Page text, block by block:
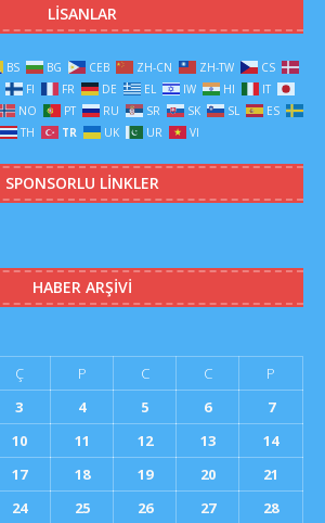
LISANLAR
BS BG CEB ZH-CN ZH-TW
CS
FI FR DE EL IW HI
IT
NO PT RU SR SK SL
ES
TH TR UK UR VI
SPONSORLU LINKLER
HABER ARŞIVI
Ç P C C
P
3 4 5 6
7
10 11 12 13
14
17 18 19 20
21
24 25 26 27 28